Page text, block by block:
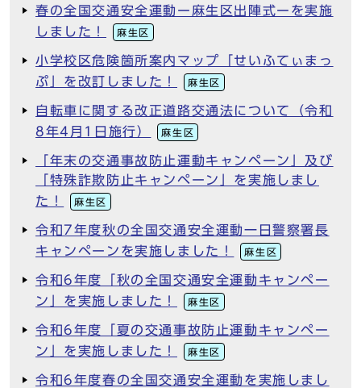
春の全国交通安全運動ー麻生区出陣式ーを実施
しました！
麻生区
小学校区危険箇所案内マップ「せいふてぃまっ
ぷ」を改訂しました！
麻生区
自転車に関する改正道路交通法について（令和
8年4月1日施行）
麻生区
「年末の交通事故防止運動キャンペーン」及び
「特殊詐欺防止キャンペーン」を実施しまし
た！
麻生区
令和7年度秋の全国交通安全運動一日警察署長
キャンペーンを実施しました！
麻生区
令和6年度「秋の全国交通安全運動キャンペー
ン」を実施しました！
麻生区
令和6年度「夏の交通事故防止運動キャンペー
ン」を実施しました！
麻生区
令和6年度春の全国交通安全運動を実施しまし